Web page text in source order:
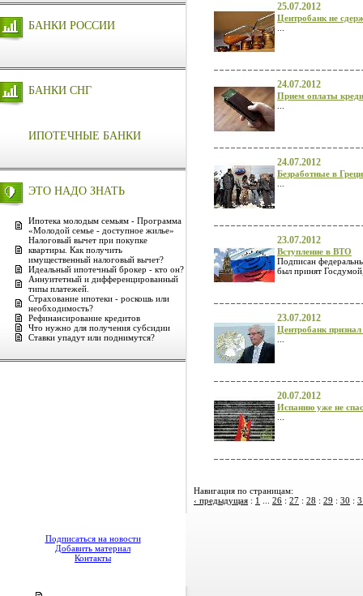
БАНКИ РОССИИ
БАНКИ СНГ
ИПОТЕЧНЫЕ БАНКИ
ЭТО НАДО ЗНАТЬ
Ипотека молодым семьям - Программа
«Молодой семье - доступное жилье»
Налоговый вычет при покупке
квартиры. Как получить
имущественный налоговый вычет?
Идеальный ипотечный брокер - кто он?
Аннуитетный и дифференцированный
типы платежей.
Страхование ипотеки - роскошь или
необходимость?
Рефинансирование кредитов
Что нужно для получения субсидии
Ставки упадут или поднимутся?
Подписаться на новости
Добавить материал
Контакты
25.07.2012
Центробанк не
24.07.2012
Прием оплаты
24.07.2012
Безработные в
23.07.2012
Вступление в ВТО
Подписан
был принят
23.07.2012
Центробанк признал
20.07.2012
Испанию уже не
Навигация по страницам:
‹ предыдущая : 1 26 : 27 : 28 : 29 : 30 :